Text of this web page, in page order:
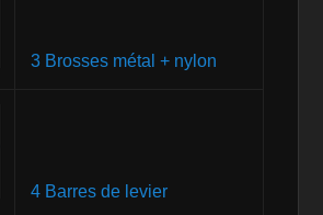
3 Brosses métal + nylon
4 Barres de levier